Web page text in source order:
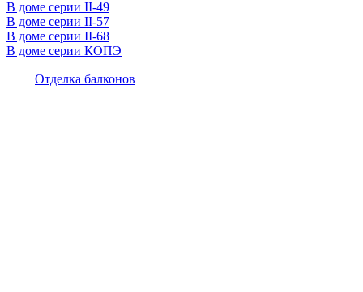
В доме серии II-49
В доме серии II-57
В доме серии II-68
В доме серии КОПЭ
Отделка балконов